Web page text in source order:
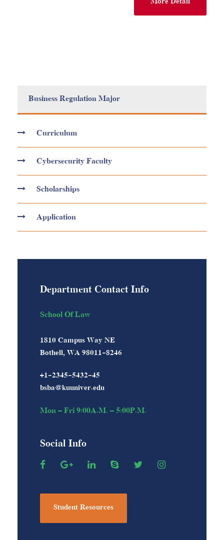
Business Regulation Major
Curriculum
Cybersecurity Faculty
Scholarships
Application
Department Contact Info
School Of Law
1810 Campus Way NE
Bothell, WA 98011-8246
+1-2345-5432-45
bsba@kuuniver.edu
Mon – Fri 9:00A.M. – 5:00P.M.
Social Info
Student Resources